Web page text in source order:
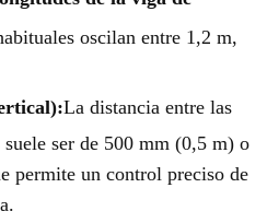
oscilan entre 1,2 m,
La distancia entre las
suele ser de 500 mm (0,5 m) o
permite un control preciso de